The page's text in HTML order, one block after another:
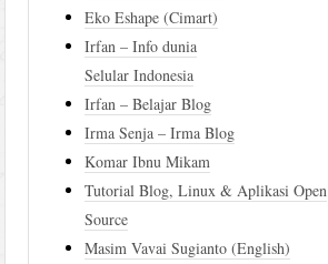
Eko Eshape (Cimart)
Irfan – Info dunia
Selular Indonesia
Irfan – Belajar Blog
Irma Senja – Irma Blog
Komar Ibnu Mikam
Tutorial Blog, Linux & Aplikasi Open
Source
Masim Vavai Sugianto (English)